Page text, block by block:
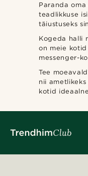
Paranda
teadlikkuse
täiustuseks
Kogeda halli
on meie
messenger-
Tee
nii
kotid